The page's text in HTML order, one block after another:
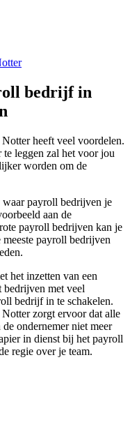
bedrijf in
heeft veel voordelen.
leggen zal het voor jou
worden om de
waar payroll bedrijven je
aan de
payroll bedrijven kan je
payroll bedrijven
het inzetten van een
met veel
bedrijf in te schakelen.
zorgt ervoor dat alle
ondernemer niet meer
in dienst bij het payroll
regie over je team.